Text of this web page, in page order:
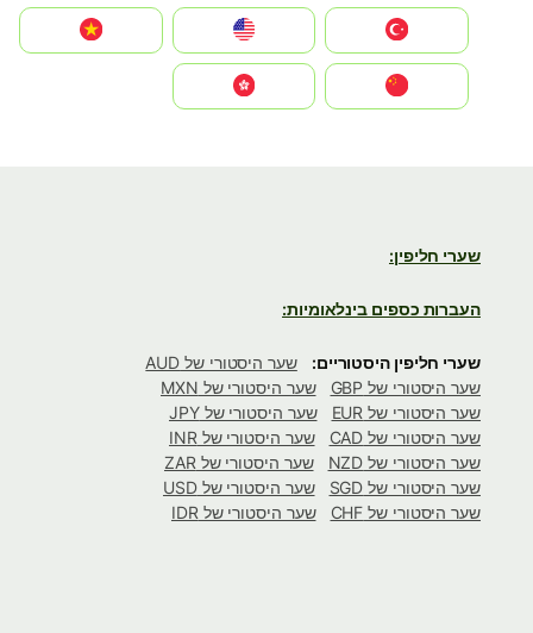
United States
Vietnam
שערי חליפין:
העברות כספים בינלאומיות:
שערי חליפין היסטוריים:
שער היסטורי של AUD
שער היסטורי של GBP
שער היסטורי של MXN
שער היסטורי של EUR
שער היסטורי של JPY
שער היסטורי של CAD
שער היסטורי של INR
שער היסטורי של NZD
שער היסטורי של ZAR
שער היסטורי של SGD
שער היסטורי של USD
שער היסטורי של CHF
שער היסטורי של IDR